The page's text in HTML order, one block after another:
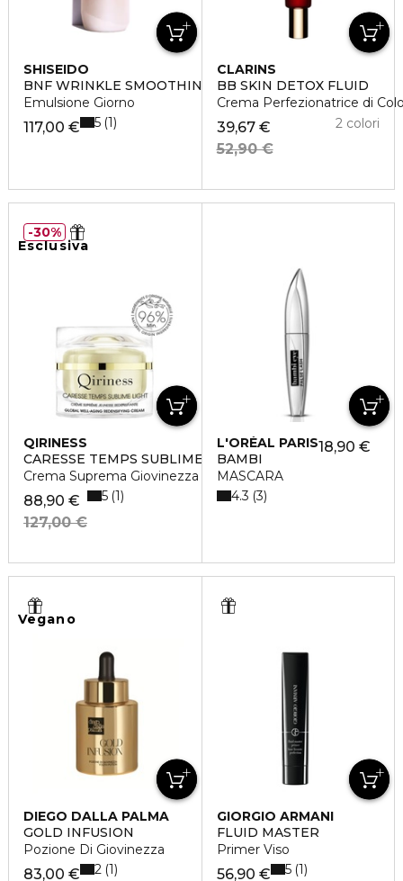
SHISEIDO
BNF WRINKLE SMOOTHING
Emulsione Giorno
117,00 € 5 1
CLARINS
BB SKIN DETOX FLUID
Crema Perfezionatrice di
39,67 €
52,90 €
2 colori
Esclusiva
QIRINESS
CARESSE TEMPS SUBLIME LIGHT
Crema Suprema Giovinezza Ridensificante Versione Light
88,90 €
127,00 €
5 1
30%
L'ORÉAL PARIS
BAMBI
MASCARA
18,90 €
4.3 3
Vegano
DIEGO DALLA PALMA
GOLD INFUSION
Pozione Di Giovinezza
83,00 € 2 1
GIORGIO ARMANI
FLUID MASTER
Primer Viso
56,90 € 5 1